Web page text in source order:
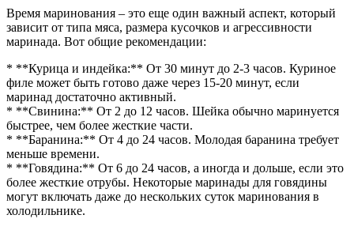
Время маринования – это еще один важный аспект, который
зависит от типа мяса, размера кусочков и агрессивности
маринада. Вот общие рекомендации:
* **Курица и индейка:** От 30 минут до 2-3 часов. Куриное
филе может быть готово даже через 15-20 минут, если
маринад достаточно активный.
* **Свинина:** От 2 до 12 часов. Шейка обычно маринуется
быстрее, чем более жесткие части.
* **Баранина:** От 4 до 24 часов. Молодая баранина требует
меньше времени.
* **Говядина:** От 6 до 24 часов, а иногда и дольше, если это
более жесткие отрубы. Некоторые маринады для говядины
могут включать даже до нескольких суток маринования в
холодильнике.